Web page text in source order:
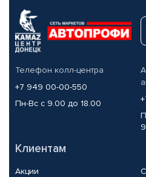
Телефон колл-центра
+7 949 00-00-550
Пн-Вс с 9.00 до 18.00
Клиентам
Акции